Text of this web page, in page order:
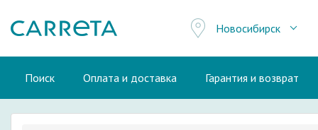
Новосибирск
Поиск Оплата и доставка Гарантия и возврат